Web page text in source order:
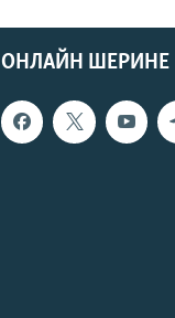
ОНЛАЙН ШЕРИНЕ